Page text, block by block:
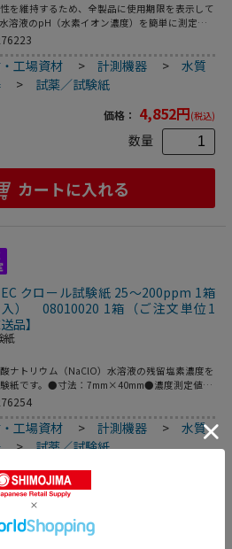
を維持するため、全製品に使用期限を表示して
溶液のpH（水素イオン濃度）を簡単に測定で
測定有効範囲：3.2～5.6●入数：1箱（50枚
工場資材 >計測機器 >水質
> 試薬／試験紙
価格： 4,852円(税込)
数量
カートに入れる
クロール試験紙 25～200ppm 1箱
入） 08010020 1箱（ご注文単位1
品】
紙
ナトリウム（NaClO）水溶液の残留塩素濃度を
紙です。●寸法：7mm×40mm●濃度測定値
25、50、100、200（ppm）●入数：1箱（300
工場資材 >計測機器 >水質
>試薬／試験紙